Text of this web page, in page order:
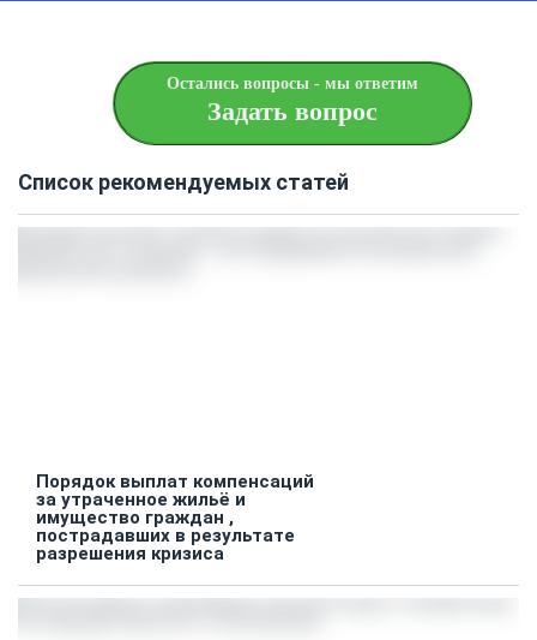
Остались вопросы - мы ответим
Задать вопрос
Список рекомендуемых статей
Порядок выплат компенсаций
за утраченное жильё и
имущество граждан ,
пострадавших в результате
разрешения кризиса